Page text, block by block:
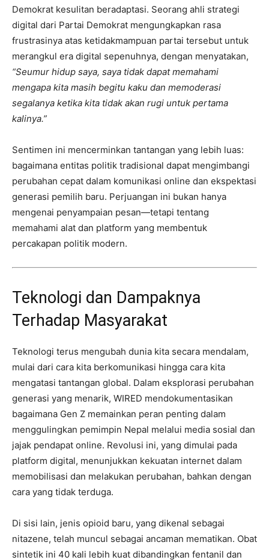
Demokrat kesulitan beradaptasi. Seorang ahli strategi
digital dari Partai Demokrat mengungkapkan rasa
frustrasinya atas ketidakmampuan partai tersebut untuk
merangkul era digital sepenuhnya, dengan menyatakan,
“Seumur hidup saya, saya tidak dapat memahami
mengapa kita masih begitu kaku dan memoderasi
segalanya ketika kita tidak akan rugi untuk pertama
kalinya.”
Sentimen ini mencerminkan tantangan yang lebih luas:
bagaimana entitas politik tradisional dapat mengimbangi
perubahan cepat dalam komunikasi online dan ekspektasi
generasi pemilih baru. Perjuangan ini bukan hanya
mengenai penyampaian pesan—tetapi tentang
memahami alat dan platform yang membentuk
percakapan politik modern.
Teknologi dan Dampaknya
Terhadap Masyarakat
Teknologi terus mengubah dunia kita secara mendalam,
mulai dari cara kita berkomunikasi hingga cara kita
mengatasi tantangan global. Dalam eksplorasi perubahan
generasi yang menarik, WIRED mendokumentasikan
bagaimana Gen Z memainkan peran penting dalam
menggulingkan pemimpin Nepal melalui media sosial dan
jajak pendapat online. Revolusi ini, yang dimulai pada
platform digital, menunjukkan kekuatan internet dalam
memobilisasi dan melakukan perubahan, bahkan dengan
cara yang tidak terduga.
Di sisi lain, jenis opioid baru, yang dikenal sebagai
nitazene, telah muncul sebagai ancaman mematikan. Obat
sintetik ini 40 kali lebih kuat dibandingkan fentanil dan